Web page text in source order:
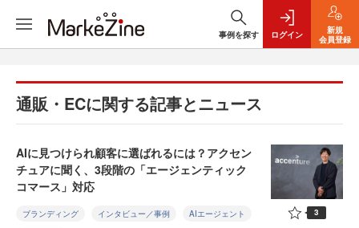
事例を探す ログイン
新規
会員登録
通販・ECに関する記事とニュース
AIに見つけられ顧客に選ばれるには？アクセン
チュアに聞く、3段階の「エージェンティック
コマース」対応
ブランディング インタビュー／事例 AIエージェント 3